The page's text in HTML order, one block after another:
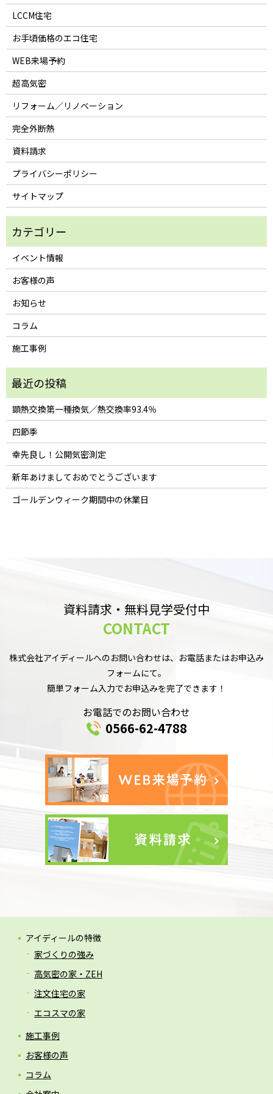
LCCM住宅
お手頃価格のエコ住宅
WEB来場予約
超高気密
リフォーム／リノベーション
完全外断熱
資料請求
プライバシーポリシー
サイトマップ
イベント情報
お客様の声
お知らせ
コラム
施工事例
顕熱交換第一種換気／熱交換率93.4％
四節季
幸先良し！公開気密測定
新年あけましておめでとうございます
ゴールデンウィーク期間中の休業日
資料請求・無料見学受付中
CONTACT
株式会社アイディールへのお問い合わせは、お電話またはお申込み
フォームにて。
簡単フォーム入力でお申込みを完了できます！
お電話でのお問い合わせ
0566-62-4788
アイディールの特徴
家づくりの強み
高気密の家・ZEH
注文住宅の家
エコスマの家
施工事例
お客様の声
コラム